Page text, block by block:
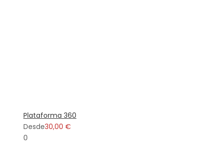
Plataforma 360
Desde30,00 €
0